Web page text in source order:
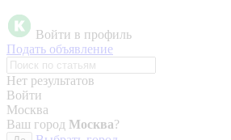
Войти в профиль
Подать объявление
Нет результатов
Войти
Москва
Ваш город Москва?